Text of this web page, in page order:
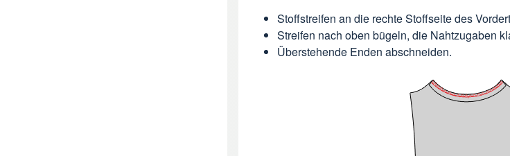
Stoffstreifen an die rechte Stoffseite des
Streifen nach oben bügeln, die Nahtzugaben
Überstehende Enden abschneiden.